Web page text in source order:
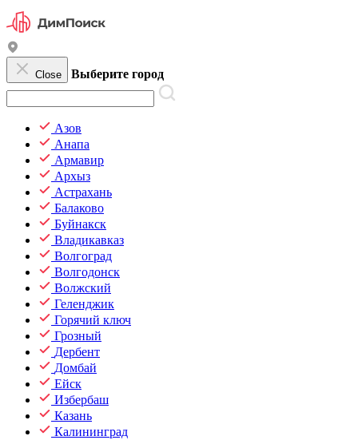
Close Выберите город
Азов
Анапа
Армавир
Архыз
Астрахань
Балаково
Буйнакск
Владикавказ
Волгоград
Волгодонск
Волжский
Геленджик
Горячий ключ
Грозный
Дербент
Домбай
Ейск
Избербаш
Казань
Калининград